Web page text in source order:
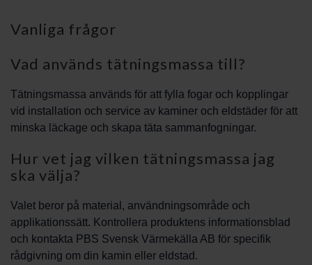
Vanliga frågor
Vad används tätningsmassa till?
Tätningsmassa används för att fylla fogar och kopplingar
vid installation och service av kaminer och eldstäder för att
minska läckage och skapa täta sammanfogningar.
Hur vet jag vilken tätningsmassa jag
ska välja?
Valet beror på material, användningsområde och
applikationssätt. Kontrollera produktens informationsblad
och kontakta PBS Svensk Värmekälla AB för specifik
rådgivning om din kamin eller eldstad.